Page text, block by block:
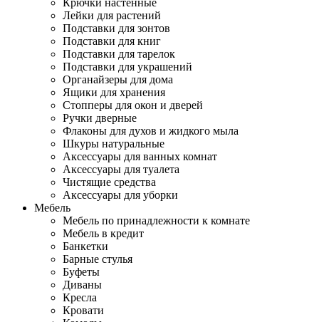
Крючки настенные
Лейки для растений
Подставки для зонтов
Подставки для книг
Подставки для тарелок
Подставки для украшений
Органайзеры для дома
Ящики для хранения
Стопперы для окон и дверей
Ручки дверные
Флаконы для духов и жидкого мыла
Шкуры натуральные
Аксессуары для ванных комнат
Аксессуары для туалета
Чистящие средства
Аксессуары для уборки
Мебель
Мебель по принадлежности к комнате
Мебель в кредит
Банкетки
Барные стулья
Буфеты
Диваны
Кресла
Кровати